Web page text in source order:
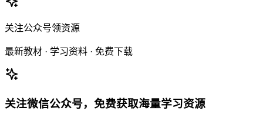
关注公众号领资源
最新教材 · 学习资料 · 免费下载
关注微信公众号，免费获取海量学习资源